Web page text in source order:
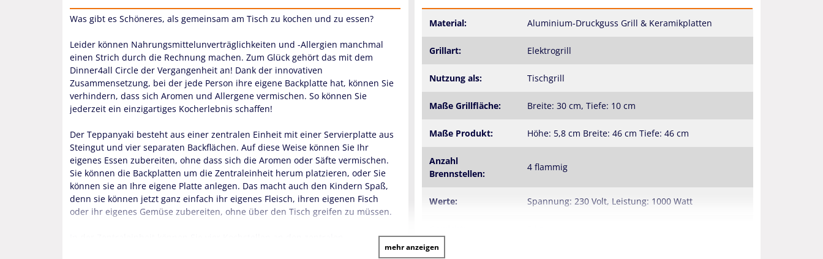
Was gibt es Schöneres, als gemeinsam am Tisch zu kochen und zu essen?
Leider können Nahrungsmittelunverträglichkeiten und -Allergien manchmal
einen Strich durch die Rechnung machen. Zum Glück gehört das mit dem
Dinner4all Circle der Vergangenheit an! Dank der innovativen
Zusammensetzung, bei der jede Person ihre eigene Backplatte hat, können Sie
verhindern, dass sich Aromen und Allergene vermischen. So können Sie
jederzeit ein einzigartiges Kocherlebnis schaffen!
Der Teppanyaki besteht aus einer zentralen Einheit mit einer Servierplatte aus
Steingut und vier separaten Backflächen. Auf diese Weise können Sie Ihr
eigenes Essen zubereiten, ohne dass sich die Aromen oder Säfte vermischen.
Sie können die Backplatten um die Zentraleinheit herum platzieren, oder Sie
können sie an Ihre eigene Platte anlegen. Das macht auch den Kindern Spaß,
denn sie können jetzt ganz einfach ihr eigenes Fleisch, ihren eigenen Fisch
oder ihr eigenes Gemüse zubereiten, ohne über den Tisch greifen zu müssen.
Stromanschluss anschließen. Von der Zentraleinheit aus müssen Sie dann nur
Material: Aluminium-Druckguss Grill & Keramikplatten
Grillart: Elektrogrill
Nutzung als: Tischgrill
Maße Grillfläche: Breite: 30 cm, Tiefe: 10 cm
Maße Produkt: Höhe: 5,8 cm Breite: 46 cm Tiefe: 46 cm
Anzahl
Brennstellen:
4 flammig
Werte: Spannung: 230 Volt, Leistung: 1000 Watt
Farbe:
mehr anzeigen